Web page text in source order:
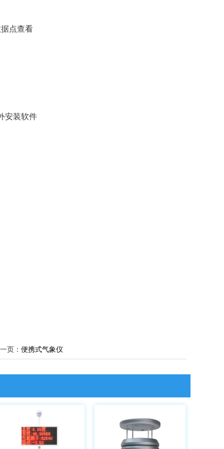
点查看
安装软件
页： 便携式气象仪